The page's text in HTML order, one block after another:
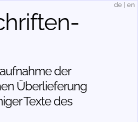
der
Über­lieferung
Texte des
de en